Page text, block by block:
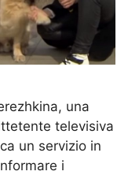
una
televisiva
un servizio in
i